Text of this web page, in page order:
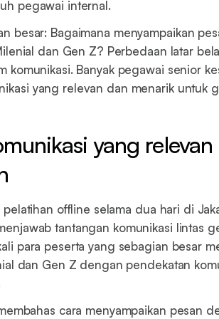
pegawai internal.
besar: Bagaimana menyampaikan
dan Gen Z? Perbedaan latar
komunikasi. Banyak pegawai senior
yang relevan dan menarik untuk
yang relevan
offline selama dua hari di
tantangan komunikasi lintas
para peserta yang sebagian besar
dan Gen Z dengan pendekatan
cara menyampaikan pesan